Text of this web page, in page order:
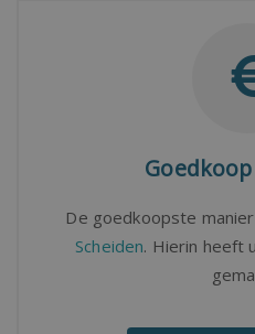
De goedkoopste
Scheiden. Hierin heeft